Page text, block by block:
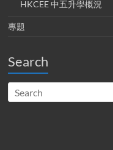
HKCEE 中五升學概況
專題
Search